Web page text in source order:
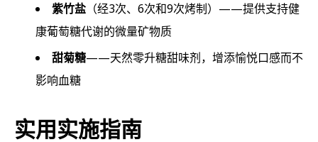
紫竹盐 （经3次、6次和9次烤制）——提供支持健
康葡萄糖代谢的微量矿物质
甜菊糖——天然零升糖甜味剂，增添愉悦口感而不
影响血糖
实用实施指南